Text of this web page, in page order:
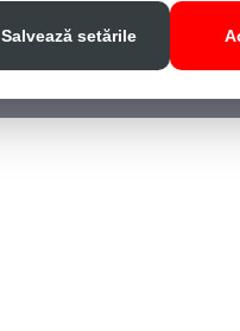
Salvează setările